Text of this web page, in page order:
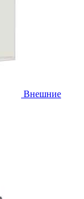
Внешние